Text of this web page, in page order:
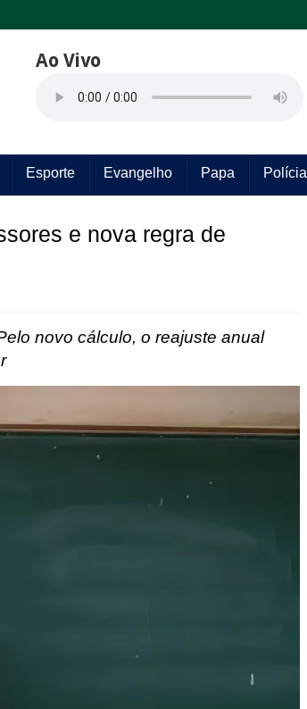
Ao Vivo
Esporte Evangelho Papa Polícia
e nova regra de
novo cálculo, o reajuste anual